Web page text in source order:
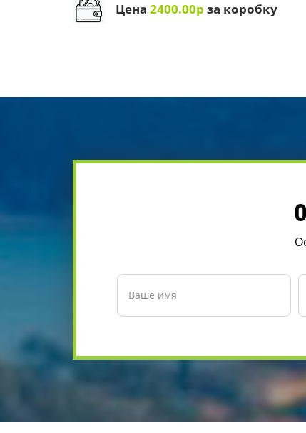
Цена 2400.00р за коробку